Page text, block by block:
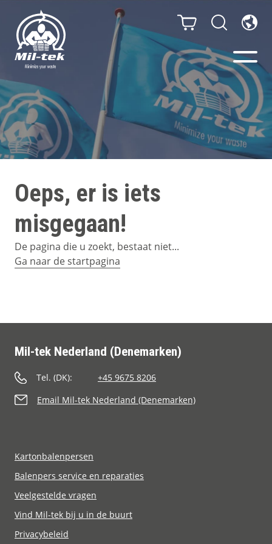
Balenpersen en compactors
Segmenten
Materialen
Gidsen
Oeps, er is iets
misgegaan!
De pagina die u zoekt, bestaat niet...
Ga naar de startpagina
Mil-tek Nederland (Denemarken)
Tel. (DK):
+45 9675 8206
Email Mil-tek Nederland (Denemarken)
Kartonbalenpersen
Balenpers service en reparaties
Veelgestelde vragen
Vind Mil-tek bij u in de buurt
Privacybeleid